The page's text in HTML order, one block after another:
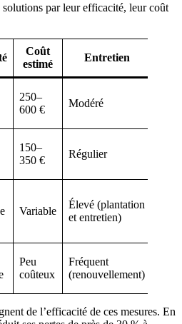
par leur efficacité, leur coût
Coût
estimé
Entretien
250–
600 €
Modéré
150–
350 €
Régulier
Variable
Élevé (plantation
et entretien)
Peu
coûteux
Fréquent
(renouvellement)
de l’efficacité de ces mesures. En